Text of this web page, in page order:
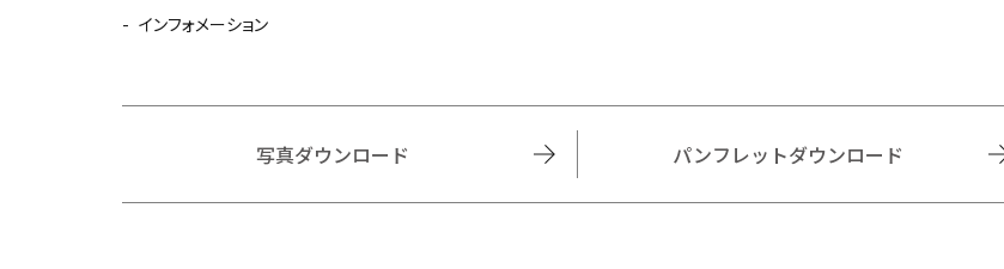
インフォメーション
写真ダウンロード パンフレットダウンロード